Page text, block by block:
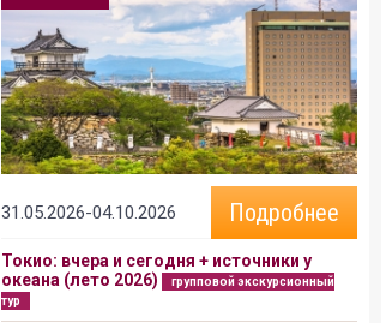
31.05.2026-04.10.2026 Подробнее
Токио: вчера и сегодня + источники у
океана (лето 2026)
групповой экскурсионный
тур